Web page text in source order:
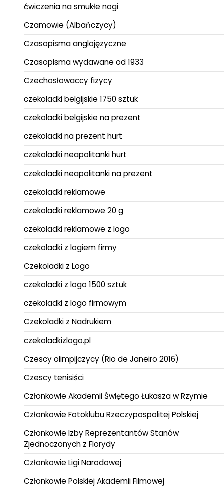
ćwiczenia na smukłe nogi
Czamowie (Albańczycy)
Czasopisma anglojęzyczne
Czasopisma wydawane od 1933
Czechosłowaccy fizycy
czekoladki belgijskie 1750 sztuk
czekoladki belgijskie na prezent
czekoladki na prezent hurt
czekoladki neapolitanki hurt
czekoladki neapolitanki na prezent
czekoladki reklamowe
czekoladki reklamowe 20 g
czekoladki reklamowe z logo
czekoladki z logiem firmy
Czekoladki z Logo
czekoladki z logo 1500 sztuk
czekoladki z logo firmowym
Czekoladki z Nadrukiem
czekoladkizlogo.pl
Czescy olimpijczycy (Rio de Janeiro 2016)
Czescy tenisiści
Członkowie Akademii Świętego Łukasza w Rzymie
Członkowie Fotoklubu Rzeczypospolitej Polskiej
Członkowie Izby Reprezentantów Stanów
Zjednoczonych z Florydy
Członkowie Ligi Narodowej
Członkowie Polskiej Akademii Filmowej